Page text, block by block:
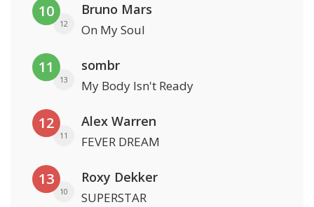
10
12
Bruno Mars
On My Soul
11
13
sombr
My Body Isn't Ready
12
11
Alex Warren
FEVER DREAM
13
10
Roxy Dekker
SUPERSTAR